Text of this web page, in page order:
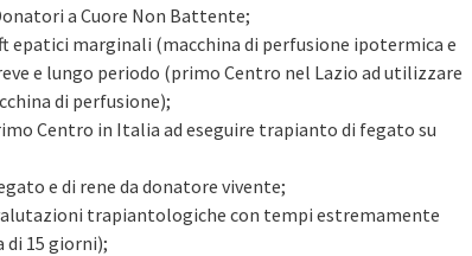
a Cuore Non Battente;
marginali (macchina di perfusione ipotermica e
e lungo periodo (primo Centro nel Lazio ad utilizzare
di perfusione);
Centro in Italia ad eseguire trapianto di fegato su
e di rene da donatore vivente;
trapiantologiche con tempi estremamente
15 giorni);